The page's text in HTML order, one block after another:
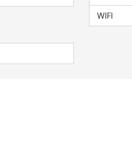
WIFI